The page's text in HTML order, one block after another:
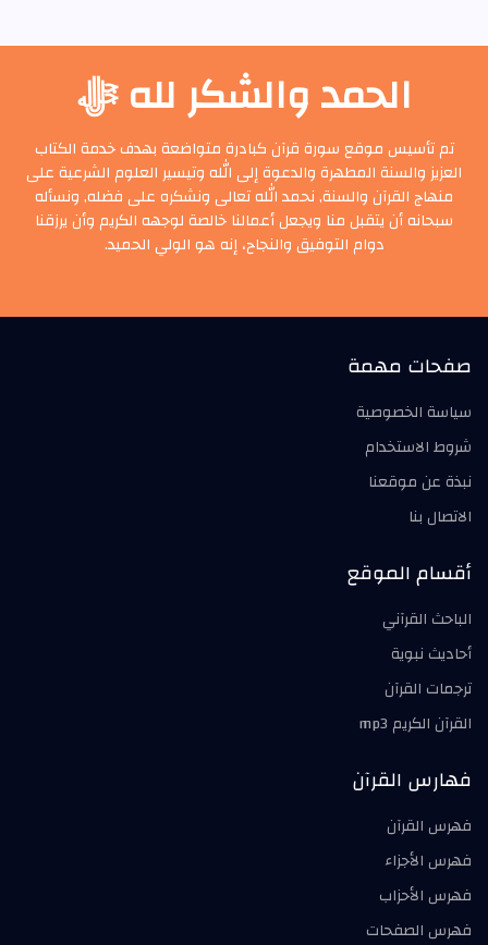
الحمد والشكر لله ﷻ
تم تأسيس موقع سورة قرآن كبادرة متواضعة بهدف خدمة الكتاب
العزيز والسنة المطهرة والدعوة إلى الله وتيسير العلوم الشرعية على
منهاج القرآن والسنة, نحمد الله تعالى ونشكره على فضله, ونسأله
سبحانه أن يتقبل منا ويجعل أعمالنا خالصة لوجهه الكريم وأن يرزقنا
دوام التوفيق والنجاح، إنه هو الولي الحميد.
صفحات مهمة
سياسة الخصوصية
شروط الاستخدام
نبذة عن موقعنا
الاتصال بنا
أقسام الموقع
الباحث القرآني
أحاديث نبوية
ترجمات القرآن
القرآن الكريم mp3
فهارس القرآن
فهرس القرآن
فهرس الأجزاء
فهرس الأحزاب
فهرس الصفحات